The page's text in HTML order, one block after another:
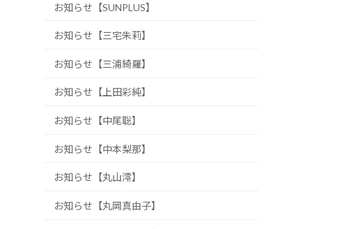
お知らせ【SUNPLUS】
お知らせ【三宅朱莉】
お知らせ【三浦綺羅】
お知らせ【上田彩純】
お知らせ【中尾聡】
お知らせ【中本梨那】
お知らせ【丸山澪】
お知らせ【丸岡真由子】